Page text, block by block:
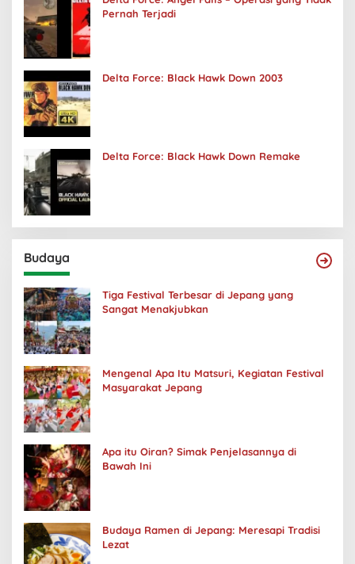
Pernah Terjadi
Delta Force: Black Hawk Down 2003
Delta Force: Black Hawk Down Remake
Budaya
Tiga Festival Terbesar di Jepang yang
Sangat Menakjubkan
Mengenal Apa Itu Matsuri, Kegiatan Festival
Masyarakat Jepang
Apa itu Oiran? Simak Penjelasannya di
Bawah Ini
Budaya Ramen di Jepang: Meresapi Tradisi
Lezat